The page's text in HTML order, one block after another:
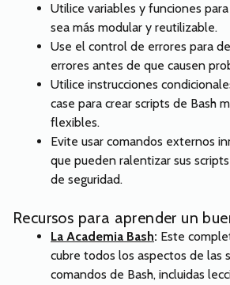
Utilice variables y funciones
sea más modular y reutilizable.
Use el control de errores para
errores antes de que causen
Utilice instrucciones
case para crear scripts de Bash
flexibles.
Evite usar comandos externos
que pueden ralentizar sus
de seguridad.
Recursos para aprender un
La Academia Bash: Este
cubre todos los aspectos de las
comandos de Bash, incluidas